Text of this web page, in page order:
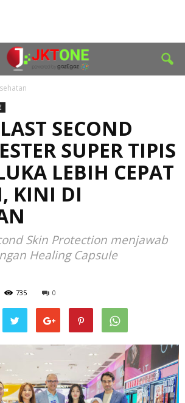
SECOND
SUPER TIPIS
LEBIH CEPAT
KINI DI
Skin Protection menjawab
Healing Capsule
735 0